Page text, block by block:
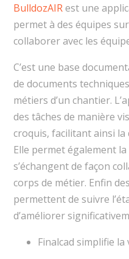
BulldozAIRest une
permet à des équipes
collaborer avec les
C’est une base
de documents
métiers d’un chantier.
des tâches de manière
croquis, facilitant ainsi la
Elle permet également
s’échangent de façon
corps de métier. Enfin
permettent de suivre
d’améliorer
Finalcad simplifie